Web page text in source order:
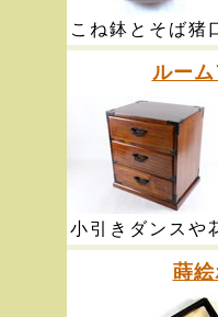
こね鉢とそば猪
ルー
小引きダンスや
蒔